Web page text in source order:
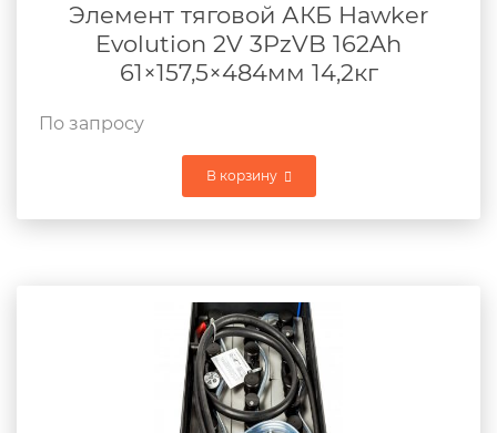
Элемент тяговой АКБ Hawker
Evolution 2V 3PzVB 162Ah
61×157,5×484мм 14,2кг
По запросу
В корзину